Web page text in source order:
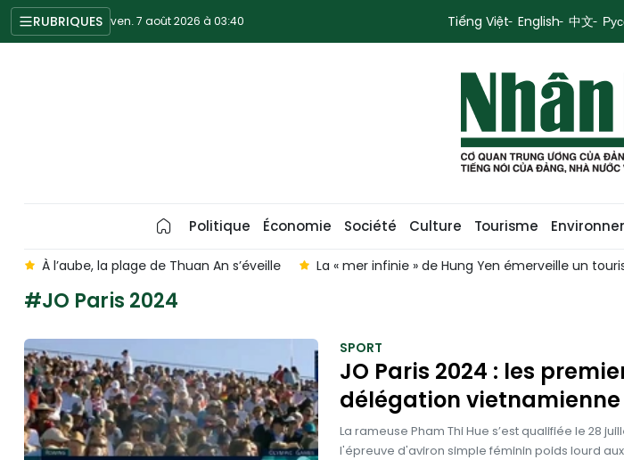
RUBRIQUES ven. 7 août 2026 à 03:40 Tiếng Việt English 中文
Politique Économie Société Culture Tourisme
An s’éveille La « mer infinie » de Hung Yen émerveille un touriste australien Muong
#JO Paris 2024
SPORT
JO Paris 2024 : les
délégation vietnamienne
La rameuse Pham Thi Hue s’est qualifiée le 28
l'épreuve d'aviron simple féminin poids lourd